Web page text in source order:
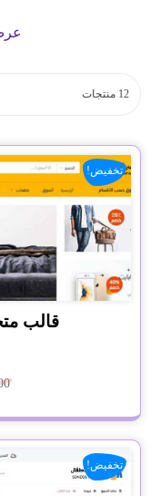
عرض ⁦6⁩ من
قالب
تخفيض!
تخفيض!